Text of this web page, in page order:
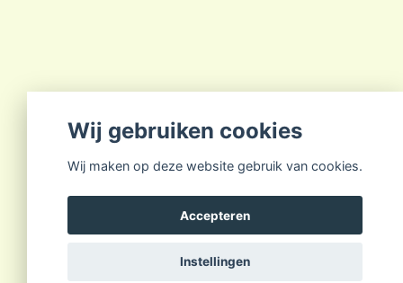
Wij gebruiken cookies
Wij maken op deze website gebruik van cookies.
Accepteren
Instellingen